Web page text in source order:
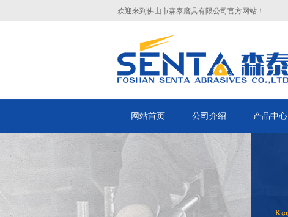
欢迎来到佛山市森泰磨具有限公司官方网站！
网站首页 公司介绍 产品中心